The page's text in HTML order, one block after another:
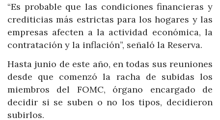
“Es probable que las condiciones financieras y
crediticias más estrictas para los hogares y las
empresas afecten a la actividad económica, la
contratación y la inflación”, señaló la Reserva.
Hasta junio de este año, en todas sus reuniones
desde que comenzó la racha de subidas los
miembros del FOMC, órgano encargado de
decidir si se suben o no los tipos, decidieron
subirlos.